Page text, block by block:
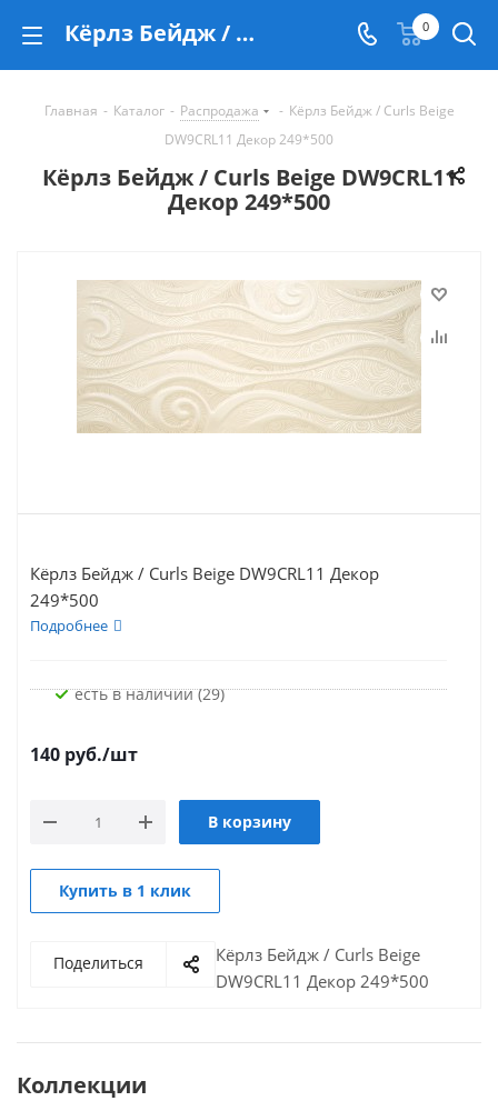
Кёрлз Бейдж / Curls Beige DW9CRL11 Декор 249*500 - купить в Екатеринбурге 0
Главная - Каталог - Распродажа - Кёрлз Бейдж / Curls Beige
DW9CRL11 Декор 249*500
Кёрлз Бейдж / Curls Beige DW9CRL11
Декор 249*500
Кёрлз Бейдж / Curls Beige DW9CRL11 Декор
249*500
Подробнее
Есть в наличии (29)
140 руб./шт
В корзину
Купить в 1 клик
Поделиться
Кёрлз Бейдж / Curls Beige
DW9CRL11 Декор 249*500
Коллекции